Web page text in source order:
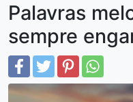
Palavras
sempre